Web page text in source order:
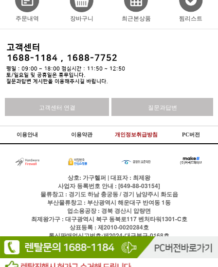
주문내역 장바구니 최근본상품 찜리스트
고객센터 연결 질문과답변
이용안내 이용약관 개인정보취급방침 PC버전
상호: 가구헬퍼 | 대표자 : 최제왕
사업자 등록번호 안내 : [649-88-03154]
물류창고 : 경기도 하남 충궁동 / 경기 남양주시 화도읍
부산물류창고 : 부산광역시 해운대구 반여동 1동
업소용공장 : 경북 경산시 압량면
최제왕가구 : 대구광역시 북구 동북로117 벤처타워1301-C호
상표등록 : 제2010-0020284호
통신판매업신고번호:제2024-대구북구-0168호
전화1688-1184팩스
이용약관
개인정보처리방침
Copyright © 주식회사 현실글로벌 All rights reserved.